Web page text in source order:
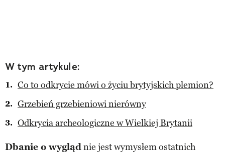
W tym artykule:
Co to odkrycie mówi o życiu brytyjskich plemion?
Grzebień grzebieniowi nierówny
Odkrycia archeologiczne w Wielkiej Brytanii
Dbanie o wyglądnie jest wymysłem ostatnich